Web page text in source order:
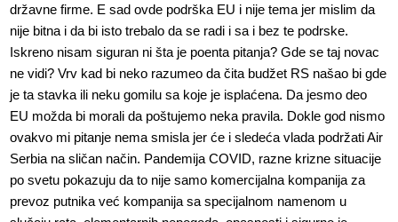
državne firme. E sad ovde podrška EU i nije tema jer mislim da
nije bitna i da bi isto trebalo da se radi i sa i bez te podrske.
Iskreno nisam siguran ni šta je poenta pitanja? Gde se taj novac
ne vidi? Vrv kad bi neko razumeo da čita budžet RS našao bi gde
je ta stavka ili neku gomilu sa koje je isplaćena. Da jesmo deo
EU možda bi morali da poštujemo neka pravila. Dokle god nismo
ovakvo mi pitanje nema smisla jer će i sledeća vlada podržati Air
Serbia na sličan način. Pandemija COVID, razne krizne situacije
po svetu pokazuju da to nije samo komercijalna kompanija za
prevoz putnika već kompanija sa specijalnom namenom u